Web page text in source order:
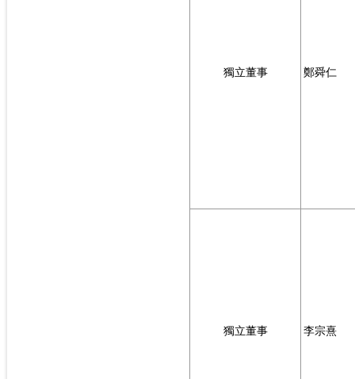
獨立董事 鄭舜仁
獨立董事 李宗熹